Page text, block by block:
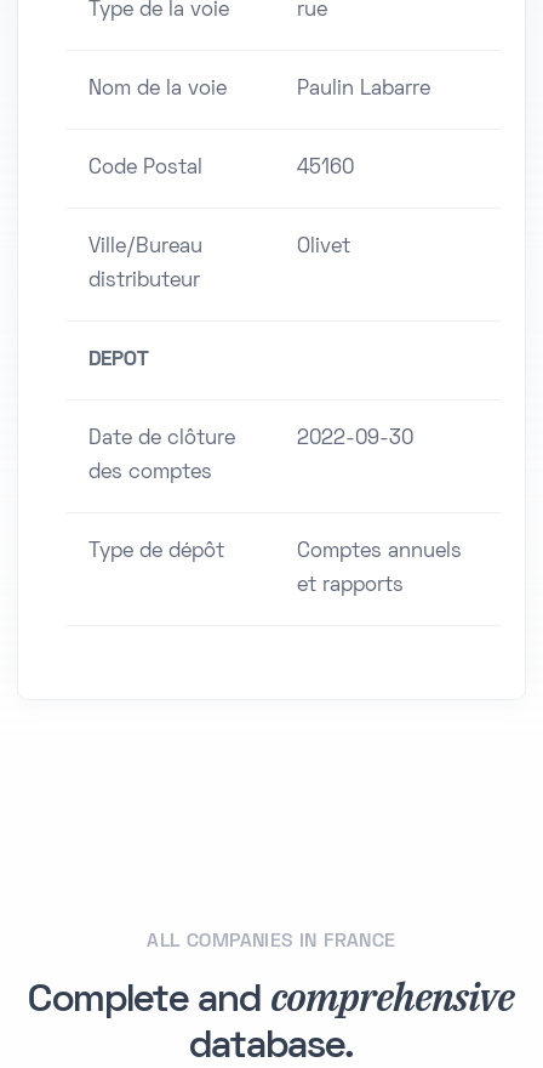
Type de la voie rue
Nom de la voie Paulin Labarre
Code Postal 45160
Ville/Bureau
distributeur
Olivet
DEPOT
Date de clôture
des comptes
2022-09-30
Type de dépôt
Comptes annuels
et rapports
ALL COMPANIES IN FRANCE
Complete and comprehensive
database.